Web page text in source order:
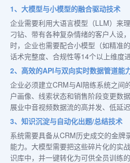
1、大模型与小模型的融合驱动技术
企业需要利用大语言模型（LLM）来
刁钻、带有各种复杂情绪的客户人设
时，企业也需要配合小模型（如精准
话术完整度、合规性等14个以上维度
2、高效的API与双向实时数据管道能
企业必须建立CRM与AI陪练系统之间
户画像、线索状态和销售阶段变更数
展业中音视频数据流的高并发、低延迟
3、知识沉淀与自动化出题/总结技术
系统需要具备从CRM历史成交的金牌
能力。大模型需要把这些碎片化的实
识库中，并一键转化为可供全员训练